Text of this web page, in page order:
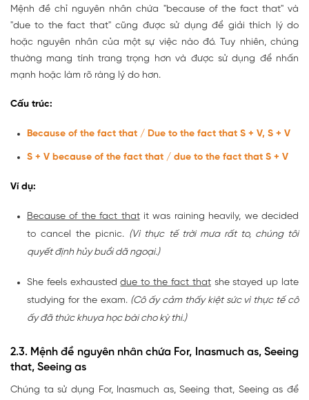
Mệnh đề chỉ nguyên nhân chứa "because of the fact that" và
"due to the fact that" cũng được sử dụng để giải thích lý do
hoặc nguyên nhân của một sự việc nào đó. Tuy nhiên, chúng
thường mang tính trang trọng hơn và được sử dụng để nhấn
mạnh hoặc làm rõ ràng lý do hơn.
Cấu trúc:
Because of the fact that / Due to the fact that S + V, S + V
S + V because of the fact that / due to the fact that S + V
Ví dụ:
Because of the fact thatit was raining heavily, we decided
to cancel the picnic. (Vì thực tế trời mưa rất to, chúng tôi
quyết định hủy buổi dã ngoại.)
She feels exhausteddue to the fact thatshe stayed up late
studying for the exam. (Cô ấy cảm thấy kiệt sức vì thực tế cô
ấy đã thức khuya học bài cho kỳ thi.)
2.3. Mệnh đề nguyên nhân chứa For, Inasmuch as, Seeing
that, Seeing as
Chúng ta sử dụng For, Inasmuch as, Seeing that, Seeing as để